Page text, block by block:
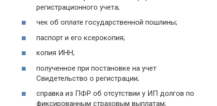
регистрационного учета;
чек об оплате государственной пошлины;
паспорт и его ксерокопия;
копия ИНН;
полученное при постановке на учет
Свидетельство о регистрации;
справка из ПФР об отсутствии у ИП долгов по
фиксированным страховым выплатам;